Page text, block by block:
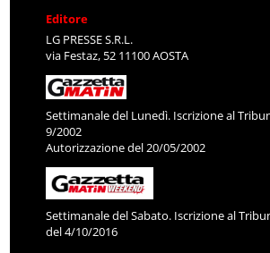
Editore
LG PRESSE S.R.L.
via Festaz, 52 11100 AOSTA
Settimanale del Lunedì. Iscrizione al
9/2002
Autorizzazione del 20/05/2002
Settimanale del Sabato. Iscrizione al
del 4/10/2016